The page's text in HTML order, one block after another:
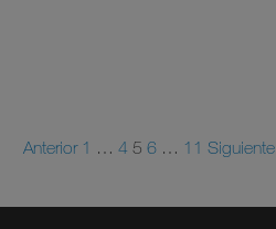
Anterior 1 … 4 5 6 … 11 Siguiente